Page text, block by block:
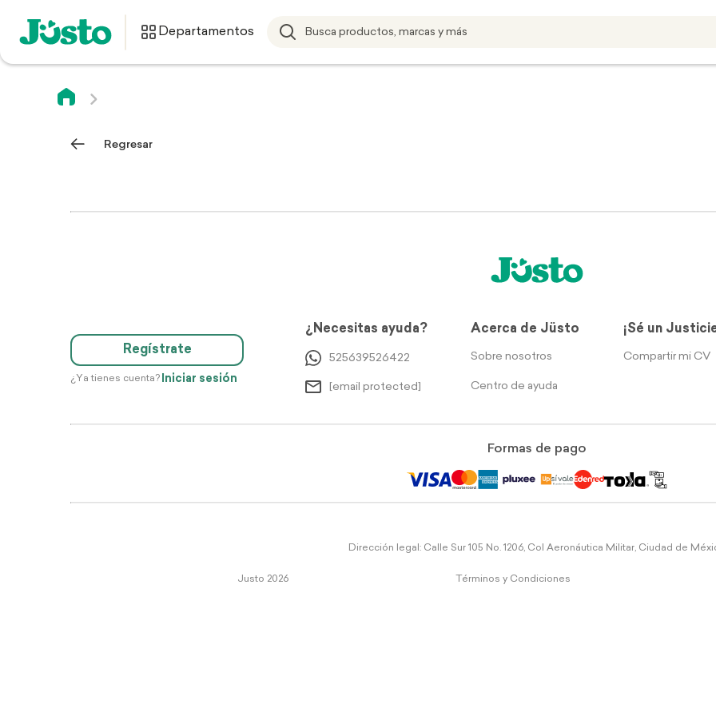
Departamentos
Regresar
Regístrate
¿Ya tienes cuenta? Iniciar sesión
¿Necesitas ayuda?
525639526422
[email protected]
Acerca de Jüsto
Sobre nosotros
Centro de ayuda
¡Sé un
Compartir mi CV
Formas de pago
Dirección legal: Calle Sur 105 No. 1206, Col Aeronáutica Militar, Ciudad de
Justo 2026 Términos y Condiciones